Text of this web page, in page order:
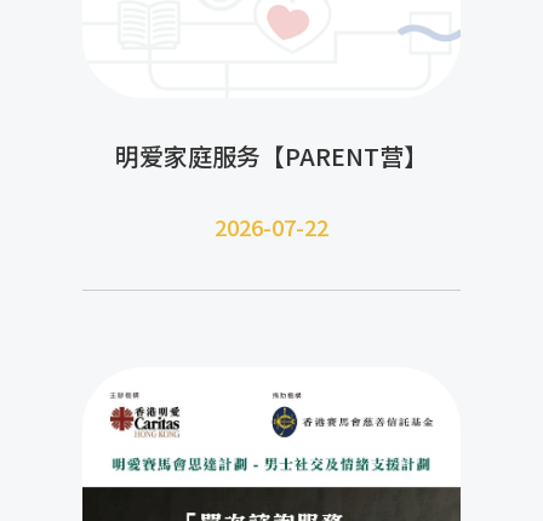
明爱家庭服务【PARENT营】
2026-07-22